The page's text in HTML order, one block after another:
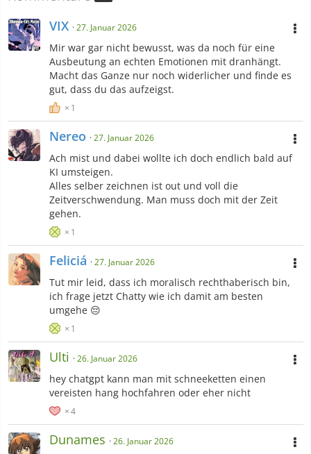
VIX 27. Januar 2026
Mir war gar nicht bewusst, was da noch für eine
Ausbeutung an echten Emotionen mit dranhängt.
Macht das Ganze nur noch widerlicher und finde es
gut, dass du das aufzeigst.
1
Nereo 27. Januar 2026
Ach mist und dabei wollte ich doch endlich bald auf
KI umsteigen.
Alles selber zeichnen ist out und voll die
Zeitverschwendung. Man muss doch mit der Zeit
gehen.
1
Feliciá 27. Januar 2026
Tut mir leid, dass ich moralisch rechthaberisch bin,
ich frage jetzt Chatty wie ich damit am besten
umgehe 😔
1
Ulti 26. Januar 2026
hey chatgpt kann man mit schneeketten einen
vereisten hang hochfahren oder eher nicht
4
Dunames 26. Januar 2026